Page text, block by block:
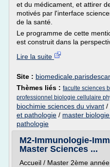
et du médicament, et attirer
motivés par l'interface
de la santé.
Le programme de cette
est construit dans la
Lire la suite
Site :
Thèmes liés : faculte sciences
professionnel biologie cellulaire
biochimie sciences du vivant /
et pathologie / master
pathologie
M2-Immunologie-
Master Sciences ...
Accueil / Master 2ème